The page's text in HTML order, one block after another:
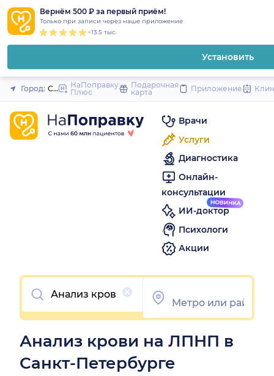
Вернём 500 ₽ за первый приём!
Только при записи через наше приложение
~13.5 тыс.
Установить
Закрыть
Город: Санкт-Петербург
НаПоправку
Плюс
Подарочная
карта
Приложение
Врачи
Услуги
Диагностика
Онлайн-
консультации
ИИ-доктор
Психологи
Акции
Очистить
Анализ крови на ЛПНП в
Санкт-Петербурге